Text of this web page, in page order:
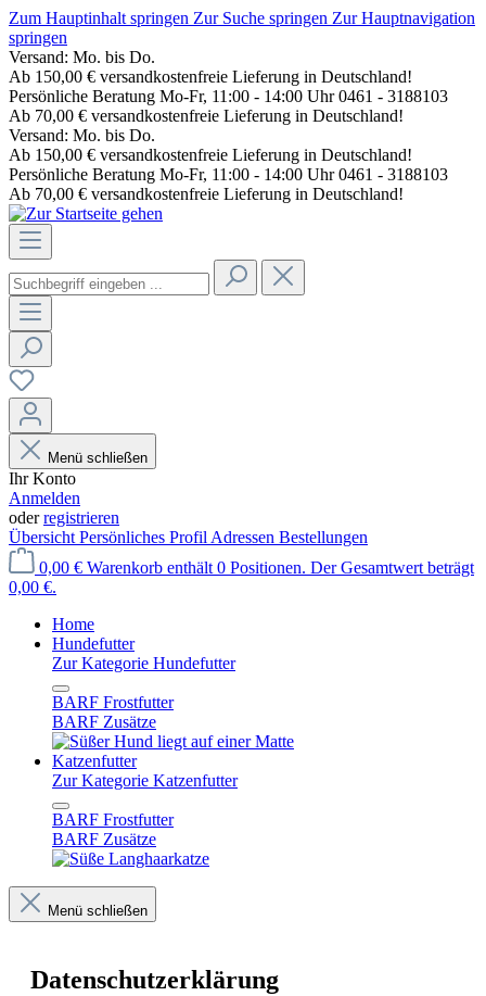
Zum Hauptinhalt springen Zur Suche springen Zur Hauptnavigation
springen
Versand: Mo. bis Do.
Ab 150,00 € versandkostenfreie Lieferung in Deutschland!
Persönliche Beratung Mo-Fr, 11:00 - 14:00 Uhr 0461 - 3188103
Ab 70,00 € versandkostenfreie Lieferung in Deutschland!
Versand: Mo. bis Do.
Ab 150,00 € versandkostenfreie Lieferung in Deutschland!
Persönliche Beratung Mo-Fr, 11:00 - 14:00 Uhr 0461 - 3188103
Ab 70,00 € versandkostenfreie Lieferung in Deutschland!
Menü schließen
Ihr Konto
Anmelden
oderregistrieren
Übersicht Persönliches Profil Adressen Bestellungen
0,00 € Warenkorb enthält 0 Positionen. Der Gesamtwert beträgt
0,00 €.
Home
Hundefutter
Zur Kategorie Hundefutter
BARF Frostfutter
BARF Zusätze
Katzenfutter
Zur Kategorie Katzenfutter
BARF Frostfutter
BARF Zusätze
Menü schließen
Datenschutzerklärung